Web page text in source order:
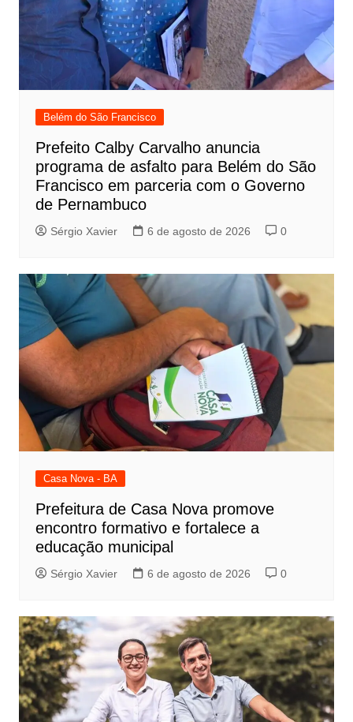
Belém do São Francisco
Prefeito Calby Carvalho anuncia
programa de asfalto para Belém do São
Francisco em parceria com o Governo
de Pernambuco
Sérgio Xavier 6 de agosto de 2026 0
Casa Nova - BA
Prefeitura de Casa Nova promove
encontro formativo e fortalece a
educação municipal
Sérgio Xavier 6 de agosto de 2026 0